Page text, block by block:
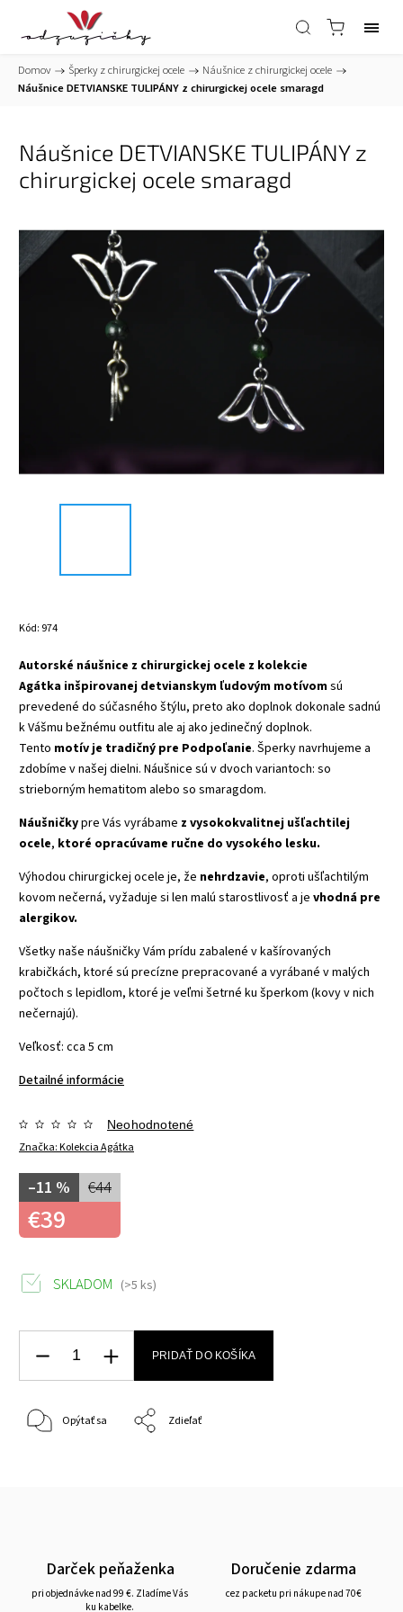
Domov / Šperky z chirurgickej ocele / Náušnice z chirurgickej ocele /
Náušnice DETVIANSKE TULIPÁNY z chirurgickej ocele smaragd
Náušnice DETVIANSKE TULIPÁNY z
chirurgickej ocele smaragd
Kód: 974
Autorské náušnice z chirurgickej ocele z kolekcie
Agátka inšpirovanej detvianskym ľudovým motívomsú
prevedené do súčasného štýlu, preto ako doplnok dokonale sadnú
k Vášmu bežnému outfitu ale aj ako jedinečný doplnok.
Tento motív je tradičný pre Podpoľanie. Šperky navrhujeme a
zdobíme v našej dielni. Náušnice sú v dvoch variantoch: so
strieborným hematitom alebo so smaragdom.
Náušničkypre Vás vyrábame z vysokokvalitnej ušľachtilej
ocele, ktoré opracúvame ručne do vysokého lesku.
Výhodou chirurgickej ocele je, že nehrdzavie, oproti ušľachtilým
kovom nečerná, vyžaduje si len malú starostlivosť a je vhodná pre
alergikov.
Všetky naše náušničky Vám prídu zabalené v kašírovaných
krabičkách, ktoré sú precízne prepracované a vyrábané v malých
počtoch s lepidlom, ktoré je veľmi šetrné ku šperkom (kovy v nich
nečernajú).
Veľkosť: cca 5 cm
Detailné informácie
Značka:Kolekcia Agátka
Neohodnotené
€44
–11 %
€39
SKLADOM (>5 ks)
PRIDAŤ DO KOŠÍKA
Opýtať sa Zdieľať
Darček peňaženka
pri objednávke nad 99 €. Zladíme Vás
ku kabelke.
Doručenie zdarma
cez packetu pri nákupe nad 70€